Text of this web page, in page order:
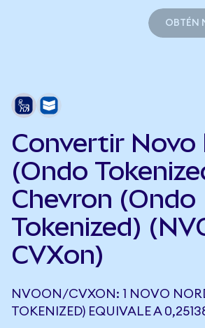
OBTÉN
Convertir Novo
(Ondo
Chevron (Ondo
Tokenized)
CVXon)
NVOON/CVXON: 1 NOVO
TOKENIZED) EQUIVALE A